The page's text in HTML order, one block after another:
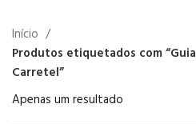
Início
Produtos etiquetados com
Carretel”
Apenas um resultado